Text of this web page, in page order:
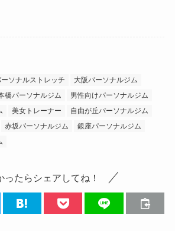
ーソナルストレッチ
大阪パーソナルジム
橋パーソナルジム
男性向けパーソナルジム
美女トレーナー
自由が丘パーソナルジム
赤坂パーソナルジム
銀座パーソナルジム
ったらシェアしてね！